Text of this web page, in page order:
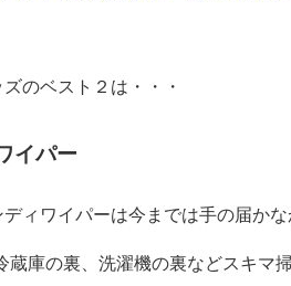
ズのベスト２は・・・
イパー
ィワイパーは今までは手の届か
庫の裏、洗濯機の裏などスキマ